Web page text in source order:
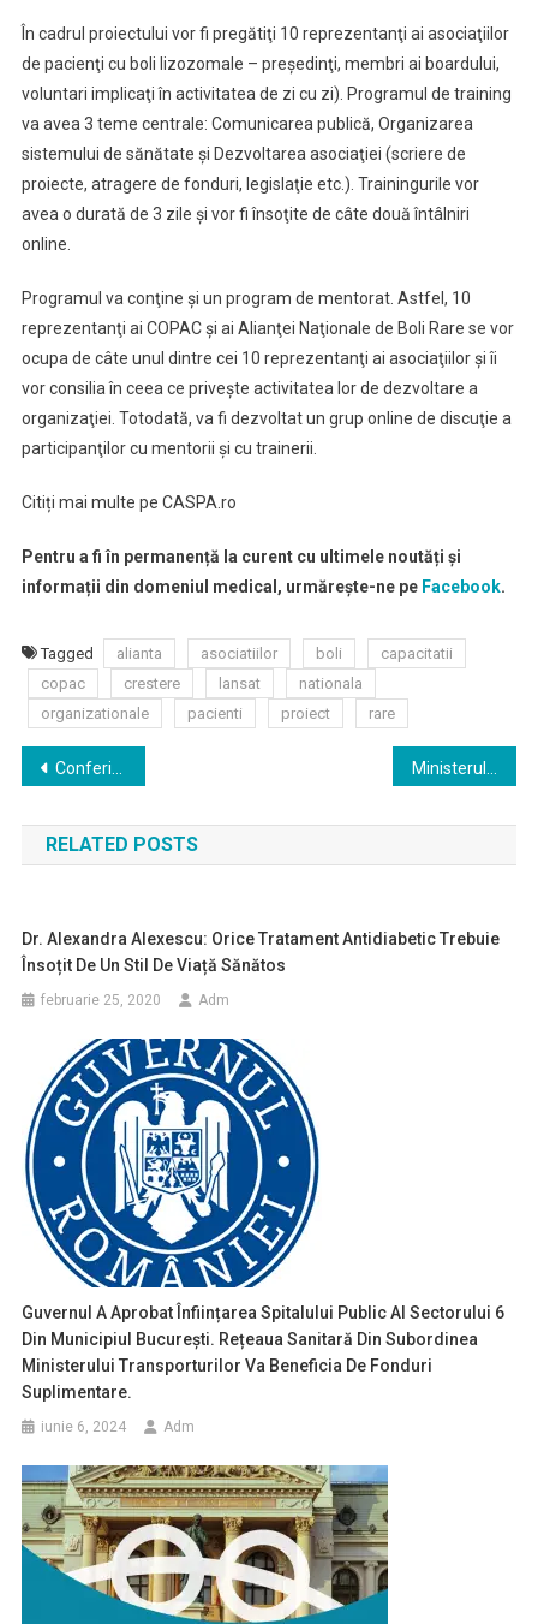
Organizaţionale
Ale
Asociaţiilor
În cadrul proiectului vor fi pregătiţi 10 reprezentanţi ai asociaţiilor
de pacienţi cu boli lizozomale – preşedinţi, membri ai boardului,
voluntari implicaţi în activitatea de zi cu zi). Programul de training
va avea 3 teme centrale: Comunicarea publică, Organizarea
sistemului de sănătate şi Dezvoltarea asociaţiei (scriere de
proiecte, atragere de fonduri, legislaţie etc.). Trainingurile vor
avea o durată de 3 zile şi vor fi însoţite de câte două întâlniri
online.
Programul va conţine şi un program de mentorat. Astfel, 10
reprezentanţi ai COPAC şi ai Alianţei Naţionale de Boli Rare se vor
ocupa de câte unul dintre cei 10 reprezentanţi ai asociaţiilor şi îi
vor consilia în ceea ce priveşte activitatea lor de dezvoltare a
organizaţiei. Totodată, va fi dezvoltat un grup online de discuţie a
participanţilor cu mentorii şi cu trainerii.
Citiți mai multe pe CASPA.ro
Pentru a fi în permanență la curent cu ultimele noutăți și
informații din domeniul medical, urmărește-ne pe Facebook.
Tagged alianta asociatiilor boli
capacitatii
copac
crestere lansat
nationala
organizationale
pacienti proiect rare
Navigare
în
articole
Conferința de lansare a Programului ”Provocări în sănătatea publică la nivel european”
RELATED POSTS
Dr. Alexandra Alexescu: Orice Tratament Antidiabetic Trebuie
Însoțit De Un Stil De Viață Sănătos
februarie 25, 2020 Adm
Guvernul A Aprobat Înființarea Spitalului Public Al Sectorului 6
Din Municipiul București. Rețeaua Sanitară Din Subordinea
Ministerului Transporturilor Va Beneficia De Fonduri
Suplimentare.
iunie 6, 2024 Adm